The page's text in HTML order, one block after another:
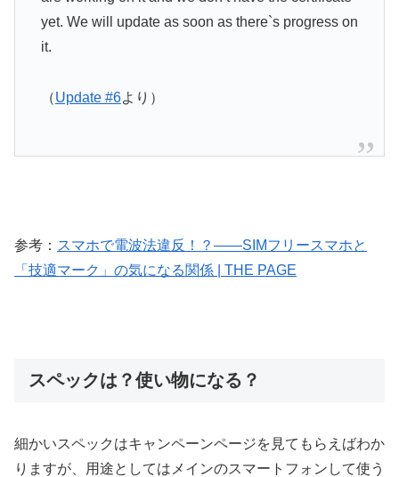
yet. We will update as soon as there`s progress on
it.
（Update #6より）
参考： スマホで電波法違反！？――SIMフリースマホと
「技適マーク」の気になる関係 | THE PAGE
スペックは？使い物になる？
細かいスペックはキャンペーンページを見てもらえばわか
りますが、用途としてはメインのスマートフォンして使う